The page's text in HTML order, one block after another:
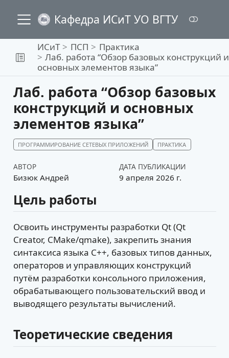
Кафедра ИСиТ УО ВГТУ
ИСиТ ПСП
Практика
Лаб. работа “Обзор базовых конструкций и
основных элементов языка”
Лаб. работа “Обзор базовых
конструкций и основных
элементов языка”
ПРОГРАММИРОВАНИЕ СЕТЕВЫХ ПРИЛОЖЕНИЙ ПРАКТИКА
АВТОР
Бизюк Андрей
ДАТА ПУБЛИКАЦИИ
9 апреля 2026 г.
Цель работы
Освоить инструменты разработки Qt (Qt
Creator, CMake/qmake), закрепить знания
синтаксиса языка C++, базовых типов данных,
операторов и управляющих конструкций
путём разработки консольного приложения,
обрабатывающего пользовательский ввод и
выводящего результаты вычислений.
Теоретические сведения